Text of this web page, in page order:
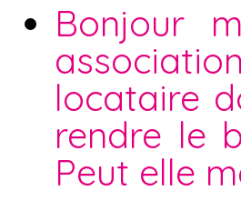
Bonjour
locataire
rendre le
Peut elle